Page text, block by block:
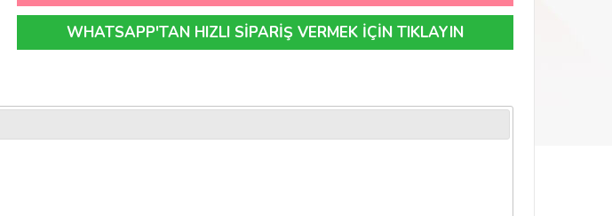
WHATSAPP'TAN HIZLI SİPARİŞ VERMEK İÇİN TIKLAYIN